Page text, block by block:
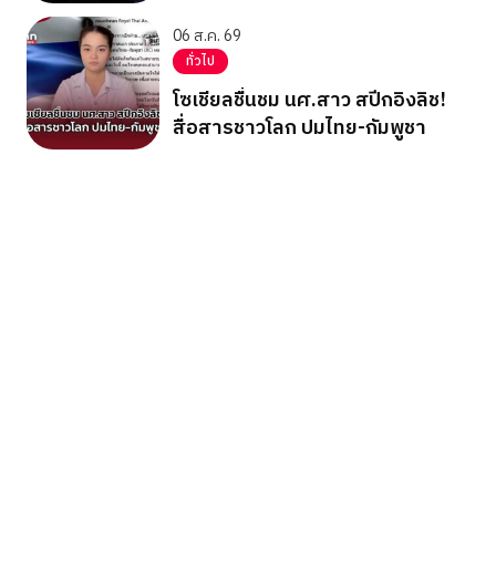
06 ส.ค. 69
ทั่วไป
โซเชียลชื่นชม นศ.สาว สปีกอิงลิช!
สื่อสารชาวโลก ปมไทย-กัมพูชา